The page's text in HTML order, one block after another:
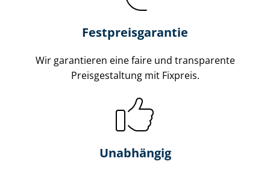
Fest­preis­ga­ran­tie
Wir garantieren eine faire und transparente
Preisgestaltung mit Fixpreis.
Unabhängig